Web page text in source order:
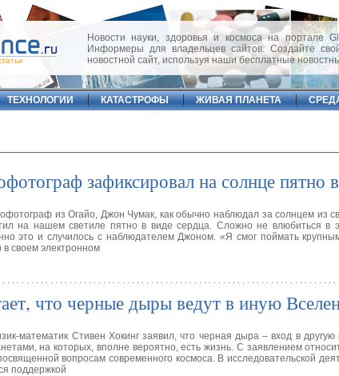
Новости науки, здоровья и космоса на портале
Информеры для владельцев сайтов. Создайте
новостной сайт, используя наши бесплатные
ТЕХНОЛОГИИ КАТАСТРОФЫ ЖИВАЯ ПЛАНЕТА
зафиксировал на солнце пятно
из Огайо, Джон Чумак, как обычно наблюдал за солнцем из
на нашем светиле пятно в виде сердца. Сложно не влюбиться в
это и случилось с наблюдателем Джоном. «Я смог поймать
своем электронном
что черные дыры ведут в иную
математик Стивен Хокинг заявил, что черная дыра – вход в
на которых, вполне вероятно, есть жизнь. С заявлением
вопросам современного космоса. В исследовательской
поддержкой